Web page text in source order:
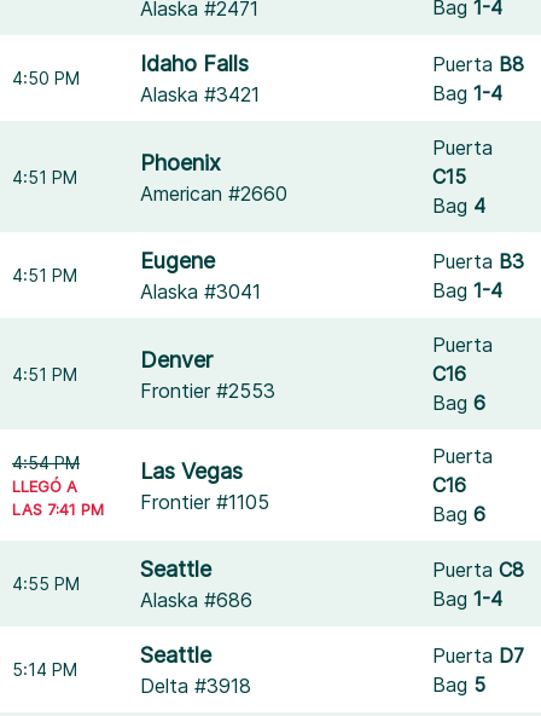
Alaska #2471
Bag1-4
4:50 PM
Idaho Falls
Alaska #3421
Puerta B8
Bag1-4
4:51 PM
Phoenix
American #2660
Puerta
C15
Bag 4
4:51 PM
Eugene
Alaska #3041
Puerta B3
Bag1-4
4:51 PM
Denver
Frontier #2553
Puerta
C16
Bag6
4:54 PM
LLEGÓ A
LAS 7:41 PM
Las Vegas
Frontier #1105
Puerta
C16
Bag6
4:55 PM
Seattle
Alaska #686
PuertaC8
Bag1-4
5:14 PM
Seattle
Delta #3918
Puerta D7
Bag 5